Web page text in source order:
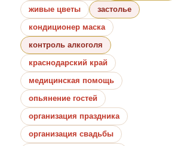
живые цветы
застолье
кондиционер маска
контроль алкоголя
краснодарский край
медицинская помощь
опьянение гостей
организация праздника
организация свадьбы